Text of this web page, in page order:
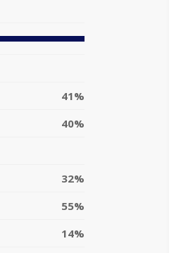
41%
40%
32%
55%
14%